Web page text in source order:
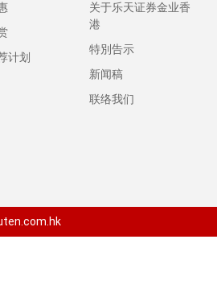
计划
关于乐天证券金业香
港
特別告示
新闻稿
联络我们